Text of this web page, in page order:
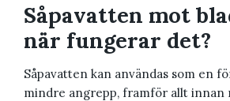
Såpavatten mot
när fungerar det?
Såpavatten kan användas som en
mindre angrepp, framför allt innan